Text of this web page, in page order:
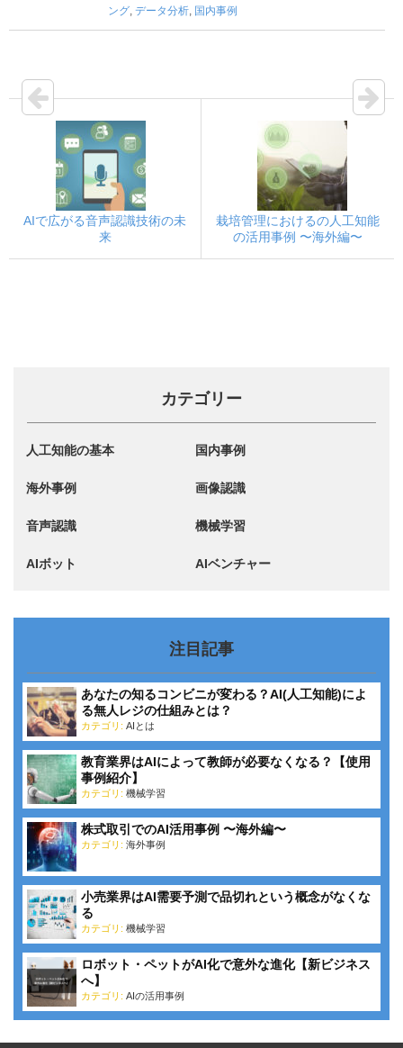
ング, データ分析, 国内事例
AIで広がる音声認識技術の未
来
栽培管理におけるの人工知能
の活用事例 〜海外編〜
カテゴリー
人工知能の基本 国内事例
海外事例 画像認識
音声認識 機械学習
AIボット AIベンチャー
注目記事
あなたの知るコンビニが変わる？AI(人工知能)によ
る無人レジの仕組みとは？
カテゴリ: AIとは
教育業界はAIによって教師が必要なくなる？【使用
事例紹介】
カテゴリ: 機械学習
株式取引でのAI活用事例 〜海外編〜
カテゴリ: 海外事例
小売業界はAI需要予測で品切れという概念がなくな
る
カテゴリ: 機械学習
ロボット・ペットがAI化で意外な進化【新ビジネス
へ】
カテゴリ: AIの活用事例